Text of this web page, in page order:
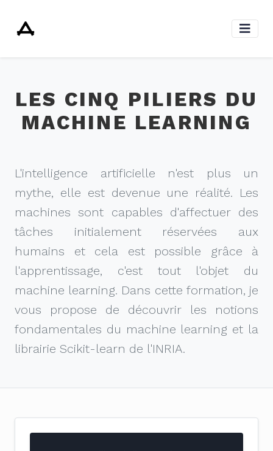
LES CINQ PILIERS DU
MACHINE LEARNING
L'intelligence artificielle n'est plus un
mythe, elle est devenue une réalité. Les
machines sont capables d'affectuer des
tâches initialement réservées aux
humains et cela est possible grâce à
l'apprentissage, c'est tout l'objet du
machine learning. Dans cette formation, je
vous propose de découvrir les notions
fondamentales du machine learning et la
librairie Scikit-learn de l'INRIA.